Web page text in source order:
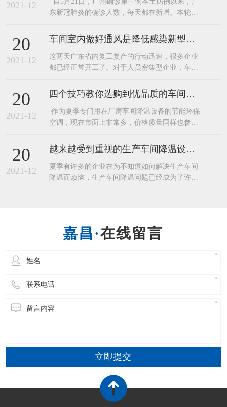
么多年，广东嘉昌已经为韵达、跨境物
2021-12
东新冠肺炎的确诊人数，每天都在新增。本轮疫
传播速度快，传播能力强。 作为与广州毗邻的东
莞，为确保广大民众的安全，于6月7日启动全员
核酸检测。正值盛夏，酷暑难耐，白天的最高温
度都在30度以上
20
2021-12
车间室内做好通风是降低感染新型病毒的有效措施。
​这两天广东省内复工复产的行动迅速，很多企业
都已经正常开工了。对于人员密集型企业，车间
一。加强工作场所通风换气，保持室内空气流
通。装了环保空调和工业大风扇的企业可以开
启。这里要注意了环保空调不要开启制冷，只送
风就好啦。如洁净车间、有温湿度要求和其他需
20
2021-12
四个技巧教你选购到优品质的车间降温设备—节能环保空调
​ 作为夏季专门用在厂房车间降温设备的节能环保
空调，现在市面上非常多，价格质量同样也参差
了节约成本都选择低价产品，下面嘉昌通风小编
就为大家介绍几个选购优品质节能环保空调的小
技巧给大家。1、看外型。外型越光洁、美观的产
品，其应用的模具精密度就越高。2
20
2021-12
越来越受到重视的生产车间降温设备——东莞环保空调
​夏季有许多的企业在为不知道如何解决生产车间
降温而烦恼，生产车间降温问题已经成为了许多
度左右，温度可以自由调节，温度非常的均匀，
在线留言
立即提交